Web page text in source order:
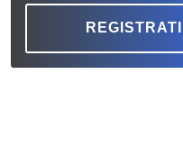
REGISTRATI